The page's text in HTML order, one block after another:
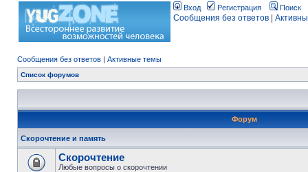
Вход Регистрация Поиск
Сообщения без ответов
Сообщения без ответов | Активные темы
Список форумов
Форум
Скорочтение и память
Скорочтение
Любые вопросы о скорочтении